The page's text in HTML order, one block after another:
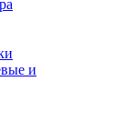
и